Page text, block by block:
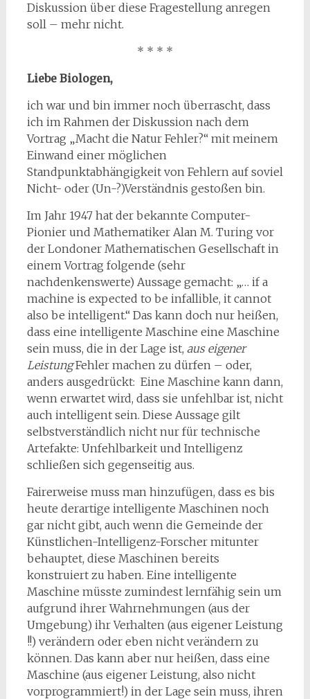
Diskussion über diese Fragestellung anregen
soll – mehr nicht.
* * * *
Liebe Biologen,
ich war und bin immer noch überrascht, dass
ich im Rahmen der Diskussion nach dem
Vortrag „Macht die Natur Fehler?“ mit meinem
Einwand einer möglichen
Standpunktabhängigkeit von Fehlern auf soviel
Nicht- oder (Un-?)Verständnis gestoßen bin.
Im Jahr 1947 hat der bekannte Computer-
Pionier und Mathematiker Alan M. Turing vor
der Londoner Mathematischen Gesellschaft in
einem Vortrag folgende (sehr
nachdenkenswerte) Aussage gemacht: „… if a
machine is expected to be infallible, it cannot
also be intelligent.“ Das kann doch nur heißen,
dass eine intelligente Maschine eine Maschine
sein muss, die in der Lage ist, aus eigener
LeistungFehler machen zu dürfen – oder,
anders ausgedrückt: Eine Maschine kann dann,
wenn erwartet wird, dass sie unfehlbar ist, nicht
auch intelligent sein. Diese Aussage gilt
selbstverständlich nicht nur für technische
Artefakte: Unfehlbarkeit und Intelligenz
schließen sich gegenseitig aus.
Fairerweise muss man hinzufügen, dass es bis
heute derartige intelligente Maschinen noch
gar nicht gibt, auch wenn die Gemeinde der
Künstlichen-Intelligenz-Forscher mitunter
behauptet, diese Maschi­nen bereits
konstruiert zu haben. Eine intelligente
Maschine müsste zumindest lernfähig sein um
auf­grund ihrer Wahrnehmungen (aus der
Umgebung) ihr Verhalten (aus eigener Leistung
!!) verändern oder eben nicht verändern zu
können. Das kann aber nur heißen, dass eine
Maschine (aus eigener Leistung, also nicht
vorprogrammiert!) in der Lage sein muss, ihren